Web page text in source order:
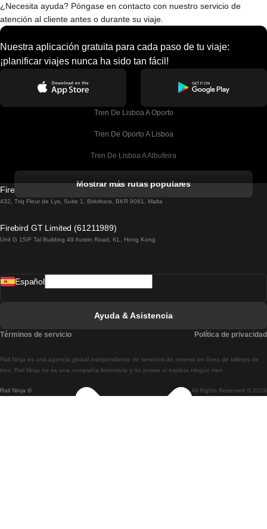
¿Necesita ayuda? Póngase en contacto con nuestro servicio de
atención al cliente antes o durante su viaje.
Nuestra aplicación gratuita para cada paso de tu viaje:
¡planificar viajes nunca ha sido tan fácil!
Tren De Lisboa A Oporto
Tren De Oporto A Lisboa
Tren De Lisboa A Albufeira
Tren De Lisboa A Lagos
Tren De Lisboa A Madrid
Tren De Lisboa A Braga
Tren De Braga A Lisboa
Mostrar más rutas populares
Firebird GT Limited (OC 1451)
432, Triq Fleur de Lys, Suite 1, Birkirkara, BKR 9061, Malta
Firebird GT Limited (61211989)
Unit G 15/F Tal Building 49 Austin Road, KL, Hong Kong
Rail Ninja ® All Rights Reserved © 2026
Rail.Ninja es una agencia global independiente de servicios de reserva en línea de billetes de
tren. Rail Ninja no es una compañía ferroviaria y no posee ni explota ningún tren.
Español
Ayuda & Asistencia
Términos de servicio Política de privacidad